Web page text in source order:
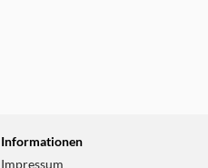
Informationen
Impressum